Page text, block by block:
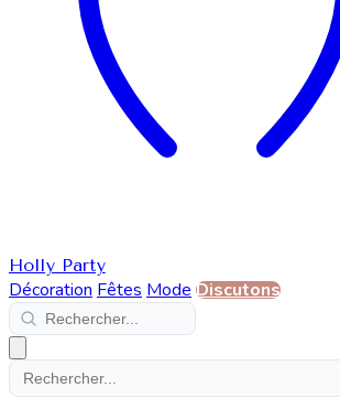
Holly Party
Décoration Fêtes Mode Discutons